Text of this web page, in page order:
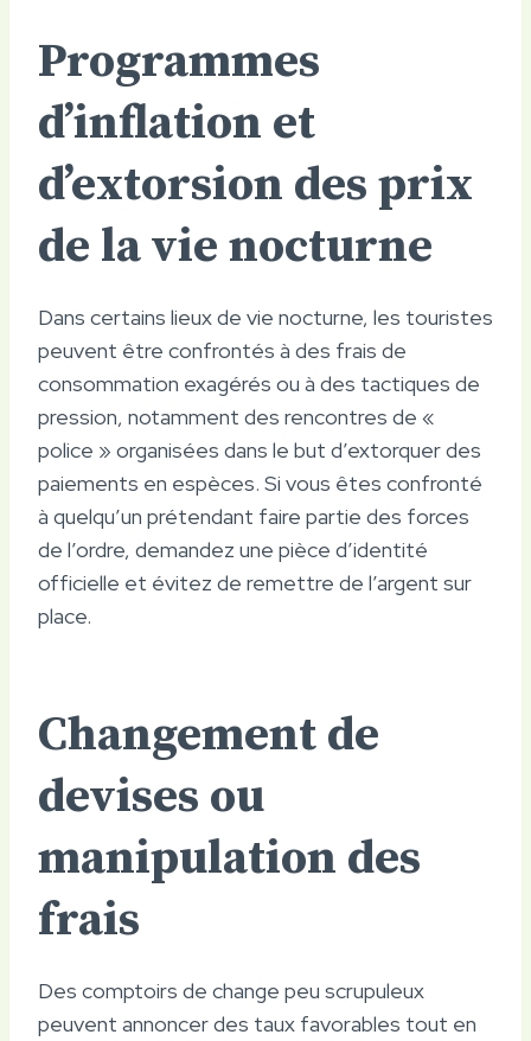
Programmes
d’inflation et
d’extorsion des prix
de la vie nocturne
Dans certains lieux de vie nocturne, les touristes
peuvent être confrontés à des frais de
consommation exagérés ou à des tactiques de
pression, notamment des rencontres de «
police » organisées dans le but d’extorquer des
paiements en espèces. Si vous êtes confronté
à quelqu’un prétendant faire partie des forces
de l’ordre, demandez une pièce d’identité
officielle et évitez de remettre de l’argent sur
place.
Changement de
devises ou
manipulation des
frais
Des comptoirs de change peu scrupuleux
peuvent annoncer des taux favorables tout en